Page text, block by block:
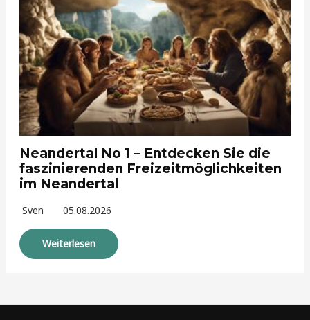
Neandertal No 1 – Entdecken Sie die
faszinierenden Freizeitmöglichkeiten
im Neandertal
Sven 05.08.2026
Weiterlesen